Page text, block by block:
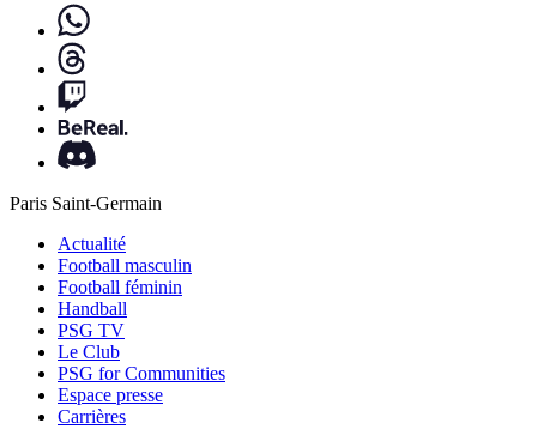
Paris Saint-Germain
Actualité
Football masculin
Football féminin
Handball
PSG TV
Le Club
PSG for Communities
Espace presse
Carrières